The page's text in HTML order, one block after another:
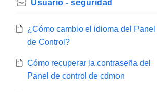
Usuario - seguridad
¿Cómo cambio el idioma del Panel
de Control?
Cómo recuperar la contraseña del
Panel de control de cdmon